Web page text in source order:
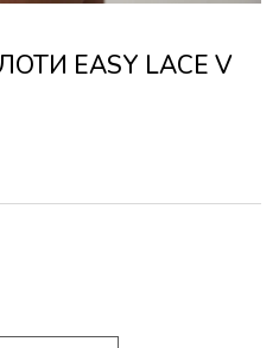
EASY LACE V